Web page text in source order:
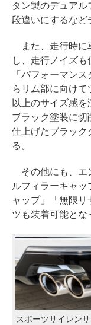
タン製のデュア
段違いにするなど
また、走行時に
し、走行ノイズ
「パフォーマン
らリム部に向けて
以上のサイズ感を
ブラック塗装に
仕上げたブラック
る。
その他にも、エ
ルフィラーキャ
ャップ」「無限
ツも装着可能とな
スポーツサイレン